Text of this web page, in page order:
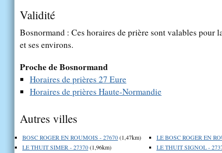
Validité
Bosnormand : Ces horaires de prière sont valables pour
et ses environs.
Proche de Bosnormand
Horaires de prières 27 Eure
Horaires de prières Haute-Normandie
Autres villes
BOSC ROGER EN ROUMOIS - 27670(1,47km)
LE THUIT SIMER - 27370(1,96km)
LE BOSC ROGER EN
LE THUIT SIGNOL -